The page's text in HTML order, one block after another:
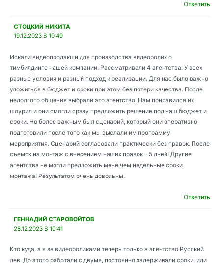
Ответить
СТОЦКИЙ НИКИТА
19.12.2023 В 10:49
Искали видеопродакшн для производства видеоролик о
тимбилдинге нашей компании. Рассматривали 4 агентства. У всех
разные условия и разный подход к реализации. Для нас было важно
уложиться в бюджет и сроки при этом без потери качества. После
недолгого общения выбрали это агентство. Нам понравился их
шоурил и они смогли сразу предложить решение под наш бюджет и
сроки. Но более важным был сценарий, который они оперативно
подготовили после того как мы выслали им программу
мероприятия. Сценарий согласовали практически без правок. После
съемок на монтаж с внесением наших правок – 5 дней! Другие
агентства не могли предложить мене чем недельные сроки
монтажа! Результатом очень довольны.
Ответить
ГЕННАДИЙ СТАРОВОЙТОВ
28.12.2023 В 10:41
Кто куда, а я за видеороликами теперь только в агентство Русский
лев. До этого работали с двумя, постоянно задерживали сроки, или